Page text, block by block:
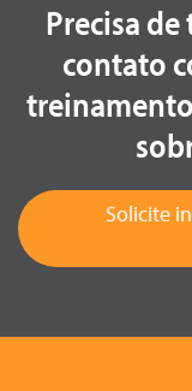
Precisa
contato
Solicite